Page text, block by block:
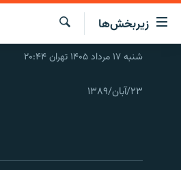
لینک‌های
قابلیت
دسترسی
زیربخش‌ها
صفحه اصلی
انتخاب کنید و بشنوید
پادکست
جستجو
شنبه ۱۷ مرداد ۱۴۰۵ تهران ۲۰:۴۴
۲۳/آبان/۱۳۸۹